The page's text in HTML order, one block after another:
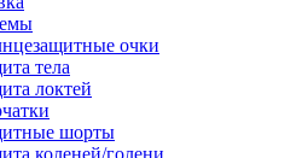
очки
тела
локтей
шорты